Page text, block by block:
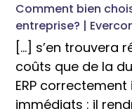
Comment bien
entreprise? |
[…] s’en trouvera
coûts que de la
ERP
immédiats : il